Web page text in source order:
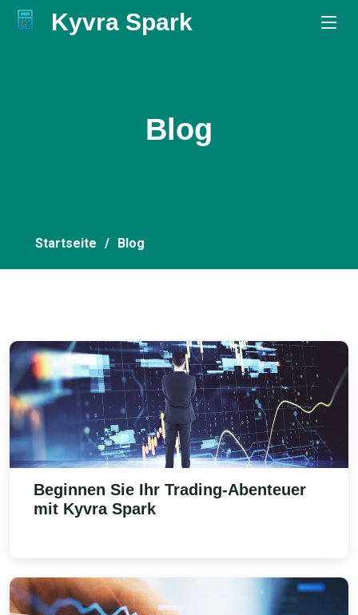
Kyvra Spark
Blog
Startseite Blog
Beginnen Sie Ihr Trading-Abenteuer
mit Kyvra Spark